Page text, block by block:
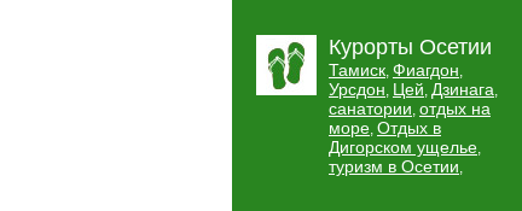
Курорты Осетии
Тамиск, Фиагдон,
Урсдон, Цей, Дзинага,
санатории, отдых на
море, Отдых в
Дигорском ущелье,
туризм в Осетии,